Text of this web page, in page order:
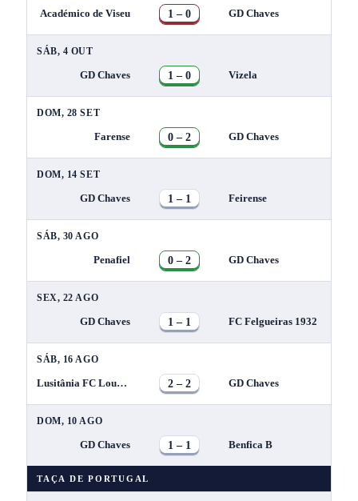
Académico de Viseu 1 – 0 GD Chaves
SÁB, 4 OUT
GD Chaves 1 – 0 Vizela
DOM, 28 SET
Farense 0 – 2 GD Chaves
DOM, 14 SET
GD Chaves 1 – 1 Feirense
SÁB, 30 AGO
Penafiel 0 – 2 GD Chaves
SEX, 22 AGO
GD Chaves 1 – 1 FC Felgueiras 1932
SÁB, 16 AGO
Lusitânia FC Lourosa 2 – 2 GD Chaves
DOM, 10 AGO
GD Chaves 1 – 1 Benfica B
TAÇA DE PORTUGAL